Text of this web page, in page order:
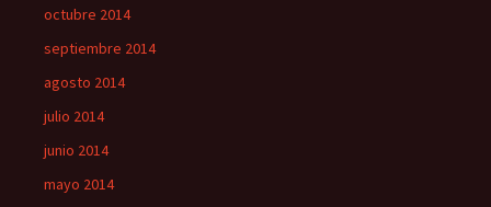
octubre 2014
septiembre 2014
agosto 2014
julio 2014
junio 2014
mayo 2014